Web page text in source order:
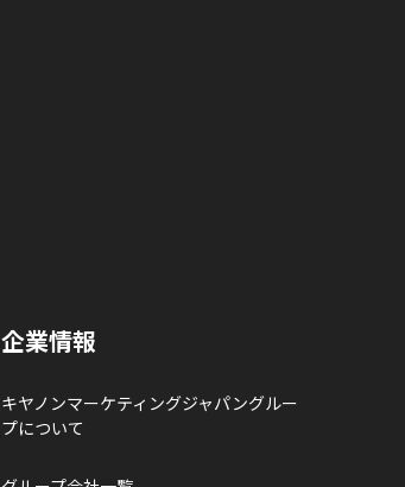
企業情報
キヤノンマーケティングジャパングルー
プについて